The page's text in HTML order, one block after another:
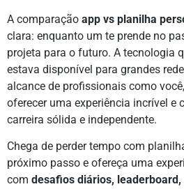
A comparação app vs planilha
clara: enquanto um te prende no
projeta para o futuro. A tecnologia
estava disponível para grandes
alcance de profissionais como
oferecer uma experiência incrível e
carreira sólida e independente.
Chega de perder tempo com
próximo passo e ofereça uma
com desafios diários, leaderboard,